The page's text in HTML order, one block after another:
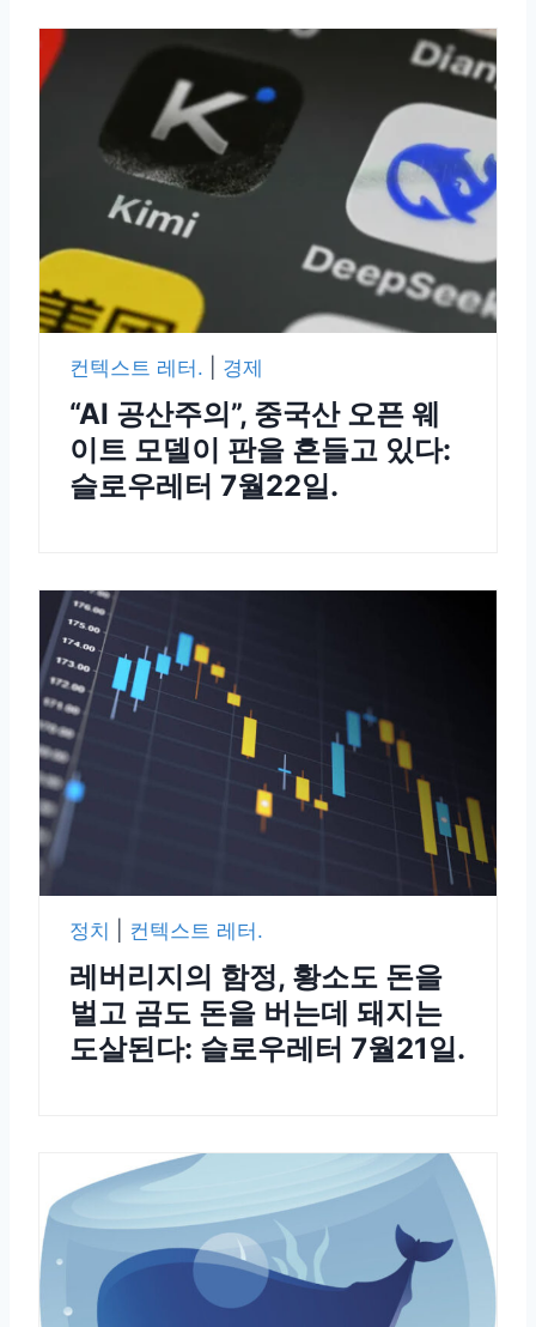
컨텍스트 레터. 경제
“AI 공산주의”, 중국산 오픈 웨
이트 모델이 판을 흔들고 있다:
슬로우레터 7월22일.
정치 컨텍스트 레터.
레버리지의 함정, 황소도 돈을
벌고 곰도 돈을 버는데 돼지는
도살된다: 슬로우레터 7월21일.